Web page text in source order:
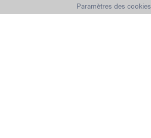
Paramètres des cookies